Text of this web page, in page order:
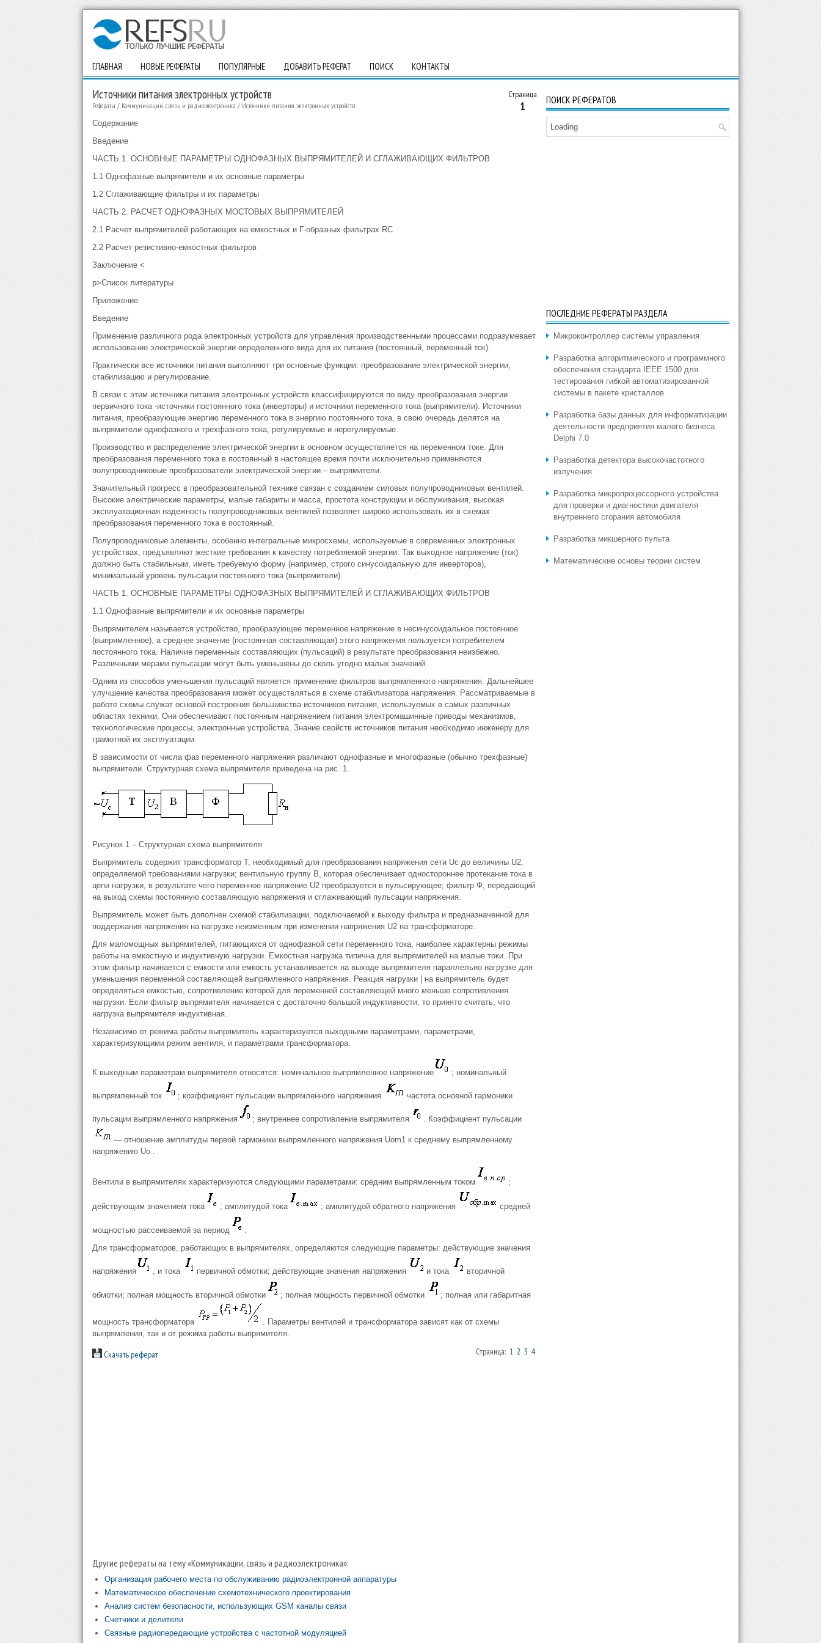
ГЛАВНАЯ НОВЫЕ РЕФЕРАТЫ ПОПУЛЯРНЫЕ ДОБАВИТЬ РЕФЕРАТ ПОИСК КОНТАКТЫ
Страница
1
Источники питания электронных устройств
Рефераты / Коммуникации, связь и радиоэлектроника / Источники питания электронных устройств
Содержание
Введение
ЧАСТЬ 1. ОСНОВНЫЕ ПАРАМЕТРЫ ОДНОФАЗНЫХ ВЫПРЯМИТЕЛЕЙ И СГЛАЖИВАЮЩИХ ФИЛЬТРОВ
1.1 Однофазные выпрямители и их основные параметры
1.2 Сглаживающие фильтры и их параметры
ЧАСТЬ 2. РАСЧЕТ ОДНОФАЗНЫХ МОСТОВЫХ ВЫПРЯМИТЕЛЕЙ
2.1 Расчет выпрямителей работающих на емкостных и Г-образных фильтрах RC
2.2 Расчет резистивно-емкостных фильтров
Заключение <
p>Список литературы
Приложение
Введение
Применение различного рода электронных устройств для управления производственными процессами подразумевает
использование электрической энергии определенного вида для их питания (постоянный, переменный ток).
Практически все источники питания выполняют три основные функции: преобразование электрической энергии,
стабилизацию и регулирование.
В связи с этим источники питания электронных устройств классифицируются по виду преобразования энергии
первичного тока -источники постоянного тока (инверторы) и источники переменного тока (выпрямители). Источники
питания, преобразующие энергию переменного тока в энергию постоянного тока, в свою очередь делятся на
выпрямители однофазного и трехфазного тока, регулируемые и нерегулируемые.
Производство и распределение электрической энергии в основном осуществляется на переменном токе. Для
преобразования переменного тока в постоянный в настоящее время почти исключительно применяются
полупроводниковые преобразователи электрической энергии – выпрямители.
Значительный прогресс в преобразовательной технике связан с созданием силовых полупроводниковых вентилей.
Высокие электрические параметры, малые габариты и масса, простота конструкции и обслуживания, высокая
эксплуатационная надежность полупроводниковых вентилей позволяет широко использовать их в схемах
преобразования переменного тока в постоянный.
Полупроводниковые элементы, особенно интегральные микросхемы, используемые в современных электронных
устройствах, предъявляют жесткие требования к качеству потребляемой энергии. Так выходное напряжение (ток)
должно быть стабильным, иметь требуемую форму (например, строго синусоидальную для инверторов),
минимальный уровень пульсации постоянного тока (выпрямители).
ЧАСТЬ 1. ОСНОВНЫЕ ПАРАМЕТРЫ ОДНОФАЗНЫХ ВЫПРЯМИТЕЛЕЙ И СГЛАЖИВАЮЩИХ ФИЛЬТРОВ
1.1 Однофазные выпрямители и их основные параметры
Выпрямителем называется устройство, преобразующее переменное напряжение в несинусоидальное постоянное
(выпрямленное), а среднее значение (постоянная составляющая) этого напряжения пользуется потребителем
постоянного тока. Наличие переменных составляющих (пульсаций) в результате преобразования неизбежно.
Различными мерами пульсации могут быть уменьшены до сколь угодно малых значений.
Одним из способов уменьшения пульсаций является применение фильтров выпрямленного напряжения. Дальнейшее
улучшение качества преобразования может осуществляться в схеме стабилизатора напряжения. Рассматриваемые в
работе схемы служат основой построения большинства источников питания, используемых в самых различных
областях техники. Они обеспечивают постоянным напряжением питания электромашинные приводы механизмов,
технологические процессы, электронные устройства. Знание свойств источников питания необходимо инженеру для
грамотной их эксплуатации.
В зависимости от числа фаз переменного напряжения различают однофазные и многофазные (обычно трехфазные)
выпрямители. Структурная схема выпрямителя приведена на рис. 1.
Рисунок 1 – Структурная схема выпрямителя
Выпрямитель содержит трансформатор Т, необходимый для преобразования напряжения сети Uc до величины U2,
определяемой требованиями нагрузки; вентильную группу В, которая обеспечивает одностороннее протекание тока в
цепи нагрузки, в результате чего переменное напряжение U2 преобразуется в пульсирующее; фильтр Ф, передающий
на выход схемы постоянную составляющую напряжения и сглаживающий пульсации напряжения.
Выпрямитель может быть дополнен схемой стабилизации, подключаемой к выходу фильтра и предназначенной для
поддержания напряжения на нагрузке неизменным при изменении напряжения U2 на трансформаторе.
Для маломощных выпрямителей, питающихся от однофазной сети переменного тока, наиболее характерны режимы
работы на емкостную и индуктивную нагрузки. Емкостная нагрузка типична для выпрямителей на малые токи. При
этом фильтр начинается с емкости или емкость устанавливается на выходе выпрямителя параллельно нагрузке для
уменьшения переменной составляющей выпрямленного напряжения. Реакция нагрузки | на выпрямитель будет
определяться емкостью, сопротивление которой для переменной составляющей много меньше сопротивления
нагрузки. Если фильтр выпрямителя начинается с достаточно большой индуктивности, то принято считать, что
нагрузка выпрямителя индуктивная.
Независимо от режима работы выпрямитель характеризуется выходными параметрами, параметрами,
характеризующими режим вентиля, и параметрами трансформатора.
К выходным параметрам выпрямителя относятся: номинальное выпрямленное напряжение ; номинальный
выпрямленный ток ; коэффициент пульсации выпрямленного напряжения частота основной гармоники
пульсации выпрямленного напряжения ; внутреннее сопротивление выпрямителя . Коэффициент пульсации
— отношение амплитуды первой гармоники выпрямленного напряжения Uom1 к среднему выпрямленному
напряжению Uo .
Вентили в выпрямителях характеризуются следующими параметрами: средним выпрямленным током ;
действующим значением тока ; амплитудой тока ; амплитудой обратного напряжения средней
мощностью рассеиваемой за период
.
Для трансформаторов, работающих в выпрямителях, определяются следующие параметры: действующие значения
напряжения , и тока первичной обмотки; действующие значения напряжения и тока вторичной
обмотки; полная мощность вторичной обмотки ; полная мощность первичной обмотки ; полная или габаритная
мощность трансформатора
. Параметры вентилей и трансформатора зависят как от схемы
выпрямления, так и от режима работы выпрямителя.
Скачать реферат Страница: 1 2 3 4
Другие рефераты на тему «Коммуникации, связь и радиоэлектроника»:
Организация рабочего места по обслуживанию радиоэлектронной аппаратуры
Математическое обеспечение схемотехнического проектирования
Анализ систем безопасности, использующих GSM каналы связи
Счетчики и делители
Связные радиопередающие устройства с частотной модуляцией
ПОИСК РЕФЕРАТОВ
Loading
ПОСЛЕДНИЕ РЕФЕРАТЫ РАЗДЕЛА
Микроконтроллер системы управления
Разработка алгоритмического и программного
обеспечения стандарта IEEE 1500 для
тестирования гибкой автоматизированной
системы в пакете кристаллов
Разработка базы данных для информатизации
деятельности предприятия малого бизнеса
Delphi 7.0
Разработка детектора высокочастотного
излучения
Разработка микропроцессорного устройства
для проверки и диагностики двигателя
внутреннего сгорания автомобиля
Разработка микшерного пульта
Математические основы теории систем